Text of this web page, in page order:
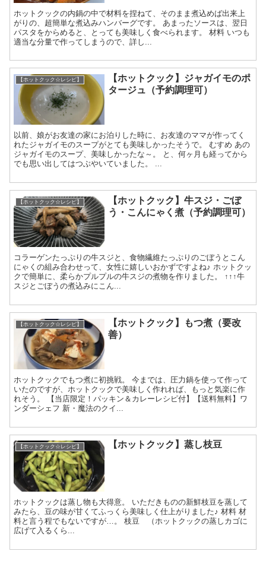
ホットクックの内鍋の中で材料を捏ねて、そのまま煮込めば出来上
がりの、超簡単な煮込みハンバーグです。 あまったソースは、翌日
パスタをからめると、とっても美味しく食べられます。 材料 いつも
適当な分量で作ってしまうので、詳し...
【ホットクック☆レシピ】
【ホットクック】ジャガイモのポ
タージュ（予約調理可）
以前、娘がお友達の家にお泊りした時に、お友達のママが作ってく
れたジャガイモのスープがとても美味しかったそうで。 むすめ あの
ジャガイモのスープ、美味しかったな～。 と、何ヶ月も経ってから
でも思い出してはつぶやいていました。 ...
【ホットクック☆レシピ】
【ホットクック】牛スジ・ごぼ
う・こんにゃく煮（予約調理可）
コラーゲンたっぷりの牛スジと、食物繊維たっぷりのごぼうとこん
にゃくの組み合わせって、女性に嬉しいおかずですよね♪ ホットクッ
クで簡単に、柔らかプルプルの牛スジの煮物を作りました。 ↑↑↑牛
スジとごぼうの煮込みにこん...
【ホットクック☆レシピ】
【ホットクック】もつ煮（要改
善）
ホットクックでもつ煮に初挑戦。 今までは、圧力鍋を使って作って
いたのですが、ホットクックで美味しく作れれば、もっと気楽に作
れそう。 【当店限定！パッキン＆カレーレシピ付】【送料無料】ワ
ンダーシェフ 新・魔法のクイ...
【ホットクック☆レシピ】 【ホットクック】蒸し枝豆
ホットクックは蒸し物も大得意。 いただきものの新鮮枝豆を蒸して
みたら、豆の味が甘くてふっくら美味しく仕上がりました♪ 材料 材
料と言う程でもないですが…。 枝豆 （ホットクックの蒸しカゴに
広げて入るくら...